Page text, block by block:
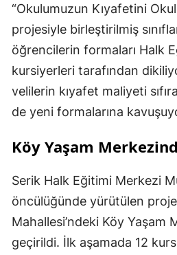
“Okulumuzun Kıyafetini
projesiyle birleştirilmiş
öğrencilerin formaları Halk
kursiyerleri tarafından
velilerin kıyafet maliyeti
de yeni formalarına
Köy Yaşam
Serik Halk Eğitimi Merkezi
öncülüğünde yürütülen
Mahallesi’ndeki Köy Yaşam
geçirildi. İlk aşamada 12